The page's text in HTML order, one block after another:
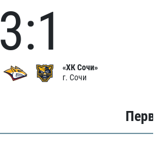
3:1
«ХК Сочи»
г. Сочи